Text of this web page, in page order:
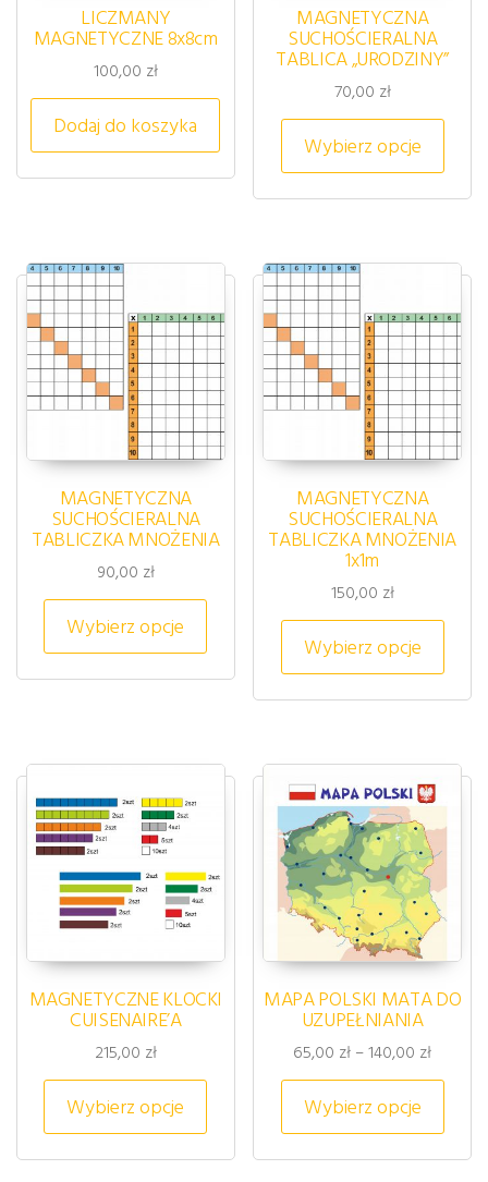
LICZMANY
MAGNETYCZNE 8x8cm
100,00 zł
Dodaj do koszyka
MAGNETYCZNA
SUCHOŚCIERALNA
TABLICA „URODZINY”
70,00 zł
Wybierz opcje
Ten
MAGNETYCZNA
SUCHOŚCIERALNA
TABLICZKA MNOŻENIA
90,00 zł
Wybierz opcje
Ten produkt ma wiele
MAGNETYCZNA
SUCHOŚCIERALNA
TABLICZKA MNOŻENIA
1x1m
150,00 zł
Wybierz opcje
Ten
MAGNETYCZNE KLOCKI
CUISENAIRE’A
215,00 zł
Wybierz opcje
Ten produkt ma wiele
MAPA POLSKI MATA DO
UZUPEŁNIANIA
65,00 zł –140,00 złZakres
Wybierz opcje
Ten